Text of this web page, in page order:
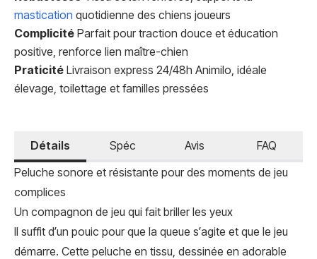
mastication quotidienne des chiens joueurs
Complicité Parfait pour traction douce et éducation
positive, renforce lien maître-chien
Praticité Livraison express 24/48h Animilo, idéale
élevage, toilettage et familles pressées
Détails Spéc Avis
FAQ
Peluche sonore et résistante pour des moments de jeu
complices
Un compagnon de jeu qui fait briller les yeux
Il suffit d’un pouic pour que la queue s’agite et que le jeu
démarre. Cette peluche en tissu, dessinée en adorable